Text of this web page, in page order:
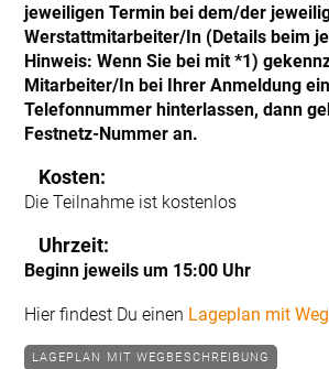
jeweiligen Termin bei dem/der
Werstattmitarbeiter/In (Details beim
Hinweis: Wenn Sie bei mit *1)
Mitarbeiter/In bei Ihrer Anmeldung
Telefonnummer hinterlassen, dann
Festnetz-Nummer an.
Kosten:
Die Teilnahme ist kostenlos
Uhrzeit:
Beginn jeweils um 15:00 Uhr
Hier findest Du einen Lageplan mit
LAGEPLAN MIT WEGBESCHREIBUNG